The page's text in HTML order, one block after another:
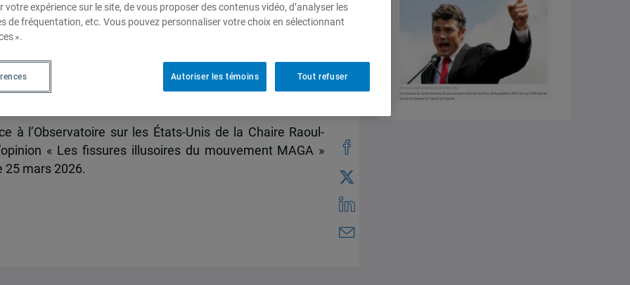
du mouvement MAGA
à l’Observatoire sur les États-Unis de la Chaire Raoul-
« Les fissures illusoires du mouvement MAGA »
25 mars 2026.
votre expérience sur le site, de vous proposer des contenus vidéo, d’analyser les
de fréquentation, etc. Vous pouvez personnaliser votre choix en sélectionnant
».
Tout refuser
Autoriser les témoins